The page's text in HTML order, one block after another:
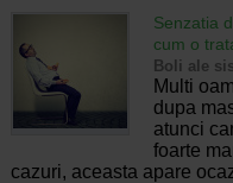
Senzatia
cum o
Boli ale
Multi
dupa
atunci
foarte
cazuri, aceasta apare